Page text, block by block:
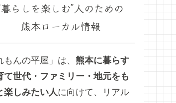
暮らしを楽しむ”人のための
熊本ローカル情報
もんの平屋」は、 熊本に暮らす
て世代・ファミリー・地元をも
楽しみたい人に向けて、リアル